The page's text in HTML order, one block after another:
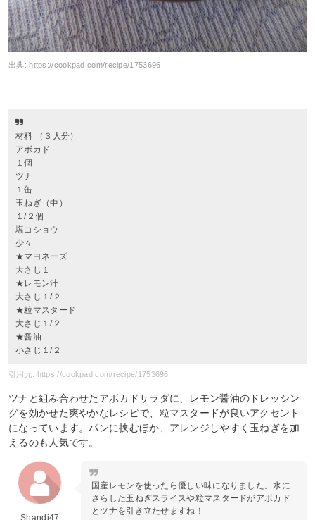
出典:https://cookpad.com/recipe/1753696
材料 （３人分）
アボカド
１個
ツナ
１缶
玉ねぎ（中）
１/２個
塩コショウ
少々
★マヨネーズ
大さじ１
★レモン汁
大さじ１/２
★粒マスタード
大さじ１/２
★醤油
小さじ１/２
引用元: https://cookpad.com/recipe/1753696
ツナと組み合わせたアボカドサラダに、レモン醤油のドレッシン
グを効かせた爽やかなレシピで、粒マスタードが良いアクセント
になっています。パンに挟むほか、アレンジしやすく玉ねぎを加
えるのも人気です。
国産レモンを使ったら優しい味になりました。水に
さらした玉ねぎスライスや粒マスタードがアボカド
とツナを引き立たせますね！